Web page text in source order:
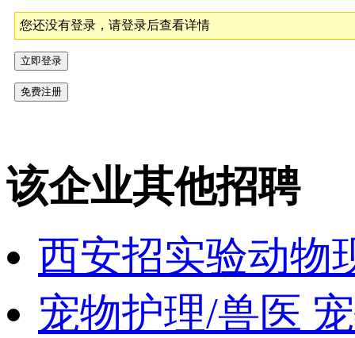
您还没有登录，请登录后查看详情
该企业其他招聘
西安招实验动物
宠物护理/兽医